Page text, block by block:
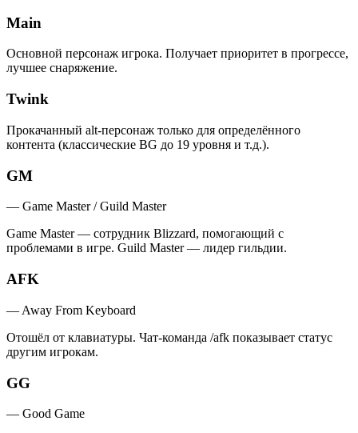
Main
Основной персонаж игрока. Получает приоритет в прогрессе,
лучшее снаряжение.
Twink
Прокачанный alt-персонаж только для определённого
контента (классические BG до 19 уровня и т.д.).
GM
— Game Master / Guild Master
Game Master — сотрудник Blizzard, помогающий с
проблемами в игре. Guild Master — лидер гильдии.
AFK
— Away From Keyboard
Отошёл от клавиатуры. Чат-команда /afk показывает статус
другим игрокам.
GG
— Good Game